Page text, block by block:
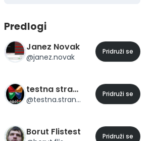
Predlogi
Janez Novak
@janez.novak
Pridruži se
testna stran 23
@testna.stran.23
Pridruži se
Borut Flistest Pridruži se